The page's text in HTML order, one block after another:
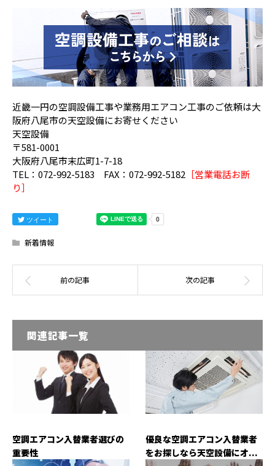
近畿一円の空調設備工事や業務用エアコン工事のご依頼は大
阪府八尾市の天空設備にお寄せください
天空設備
〒581-0001
大阪府八尾市末広町1-7-18
TEL：072-992-5183 FAX：072-992-5182 ［営業電話お断
り］
ツイート
新着情報
関連記事一覧
空調エアコン入替業者選びの
重要性
優良な空調エアコン入替業者
をお探しなら天空設備にオ...